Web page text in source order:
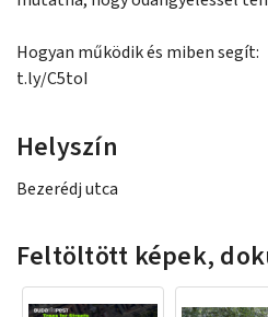
Hogyan működik és miben segít:
t.ly/C5toI
Helyszín
Bezerédj utca
Feltöltött képek,